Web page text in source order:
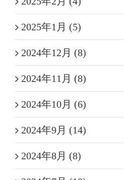
2025年1月 (5)
2024年12月 (8)
2024年11月 (8)
2024年10月 (6)
2024年9月 (14)
2024年8月 (8)